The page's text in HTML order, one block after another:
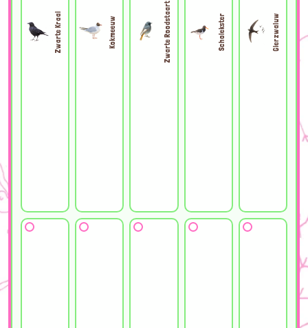
Zwarte Kraai Kokmeeuw Zwarte Roodstaart Scholekster Gierzwaluw